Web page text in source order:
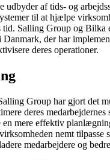
udbyder af tids- og
til at hjælpe
tid. Salling Group og Bilka
der har
deres operationer.
Group har gjort det
deres medarbejdernes
en mere effektiv
nemt tilpasse
medarbejdere og